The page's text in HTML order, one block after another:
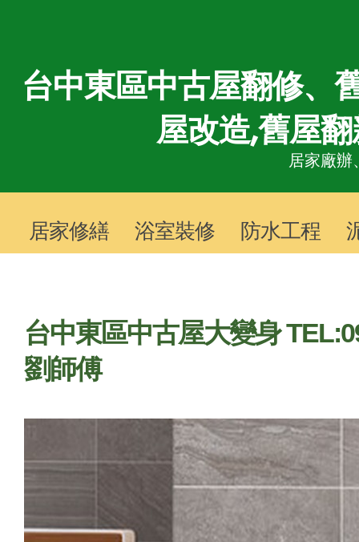
台中東區中古屋翻修、
屋改造,舊屋
居家廠辦
居家修繕 浴室裝修 防水工程
台中東區中古屋大變身
劉師傅